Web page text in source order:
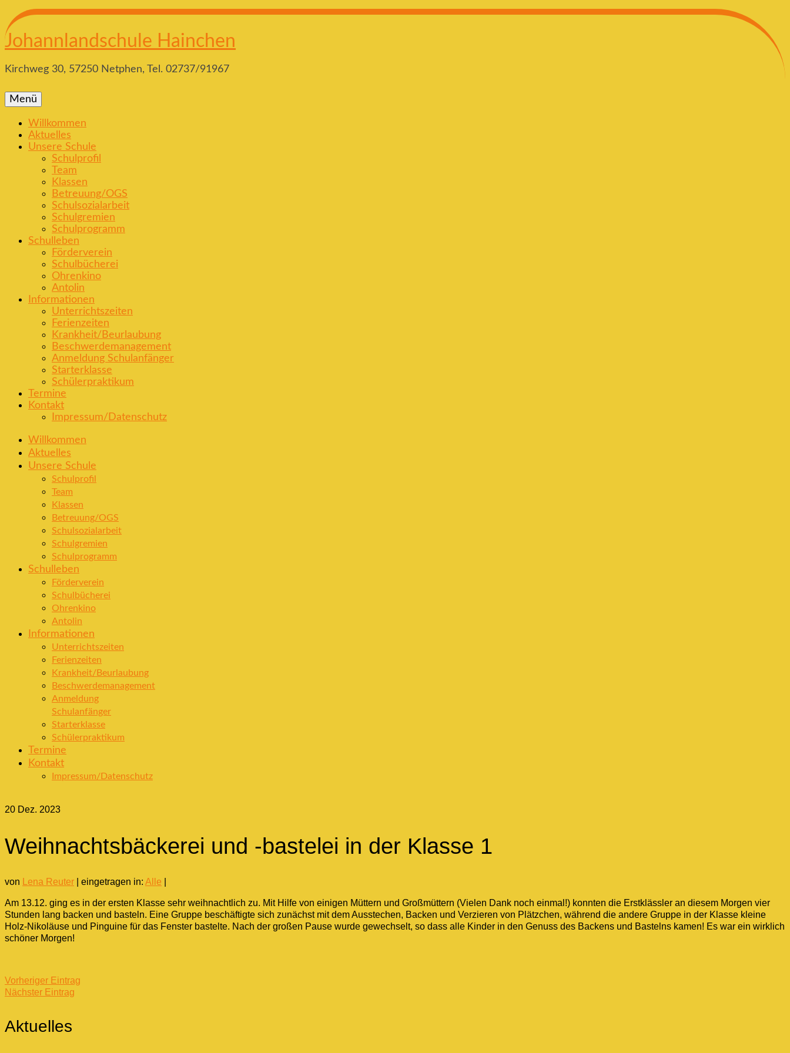
Johannlandschule Hainchen
Kirchweg 30, 57250 Netphen, Tel. 02737/91967
Menü
Willkommen
Aktuelles
Unsere Schule
Schulprofil
Team
Klassen
Betreuung/OGS
Schulsozialarbeit
Schulgremien
Schulprogramm
Schulleben
Förderverein
Schulbücherei
Ohrenkino
Antolin
Informationen
Unterrichtszeiten
Ferienzeiten
Krankheit/Beurlaubung
Beschwerdemanagement
Anmeldung Schulanfänger
Starterklasse
Schülerpraktikum
Termine
Kontakt
Impressum/Datenschutz
Willkommen
Aktuelles
Unsere Schule
Schulprofil
Team
Klassen
Betreuung/OGS
Schulsozialarbeit
Schulgremien
Schulprogramm
Schulleben
Förderverein
Schulbücherei
Ohrenkino
Antolin
Informationen
Unterrichtszeiten
Ferienzeiten
Krankheit/Beurlaubung
Beschwerdemanagement
Anmeldung
Schulanfänger
Starterklasse
Schülerpraktikum
Termine
Kontakt
Impressum/Datenschutz
20 Dez. 2023
Weihnachtsbäckerei und -bastelei in der Klasse 1
von Lena Reuter eingetragen in: Alle
Am 13.12. ging es in der ersten Klasse sehr weihnachtlich zu. Mit Hilfe von einigen Müttern und Großmüttern (Vielen Dank noch einmal!) konnten die Erstklässler an diesem Morgen vier
Stunden lang backen und basteln. Eine Gruppe beschäftigte sich zunächst mit dem Ausstechen, Backen und Verzieren von Plätzchen, während die andere Gruppe in der Klasse kleine
Holz-Nikoläuse und Pinguine für das Fenster bastelte. Nach der großen Pause wurde gewechselt, so dass alle Kinder in den Genuss des Backens und Bastelns kamen! Es war ein wirklich
schöner Morgen!
Vorheriger Eintrag
Nächster Eintrag
Aktuelles